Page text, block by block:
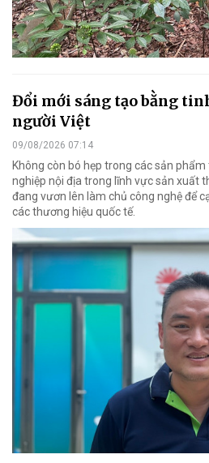
Đổi mới sáng tạo bằng
người Việt
09/08/2026 07:14
Không còn bó hẹp trong các sản
nghiệp nội địa trong lĩnh vực sản xuất
đang vươn lên làm chủ công nghệ để
các thương hiệu quốc tế.